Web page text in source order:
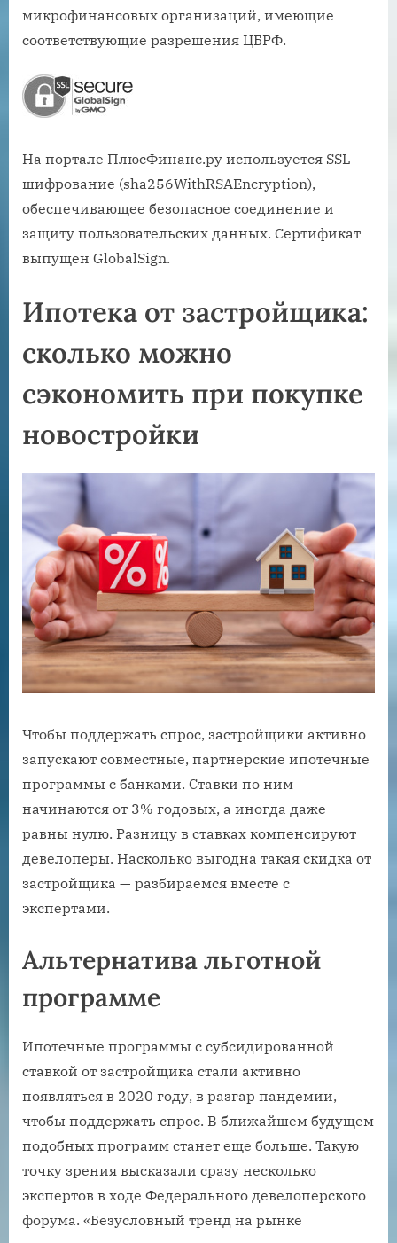
микрофинансовых организаций, имеющие
соответствующие разрешения ЦБРФ.
На портале ПлюсФинанс.ру используется SSL-
шифрование (sha256WithRSAEncryption),
обеспечивающее безопасное соединение и
защиту пользовательских данных. Сертификат
выпущен GlobalSign.
Ипотека от застройщика:
сколько можно
сэкономить при покупке
новостройки
Чтобы поддержать спрос, застройщики активно
запускают совместные, партнерские ипотечные
программы с банками. Ставки по ним
начинаются от 3% годовых, а иногда даже
равны нулю. Разницу в ставках компенсируют
девелоперы. Насколько выгодна такая скидка от
застройщика — разбираемся вместе с
экспертами.
Альтернатива льготной
программе
Ипотечные программы с субсидированной
ставкой от застройщика стали активно
появляться в 2020 году, в разгар пандемии,
чтобы поддержать спрос. В ближайшем будущем
подобных программ станет еще больше. Такую
точку зрения высказали сразу несколько
экспертов в ходе Федерального девелоперского
форума. «Безусловный тренд на рынке